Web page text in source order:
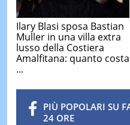
Ilary Blasi sposa Bastian
Muller in una villa extra
lusso della Costiera
Amalfitana: quanto costa
...
PIÙ POPOLARI SU
24 ORE